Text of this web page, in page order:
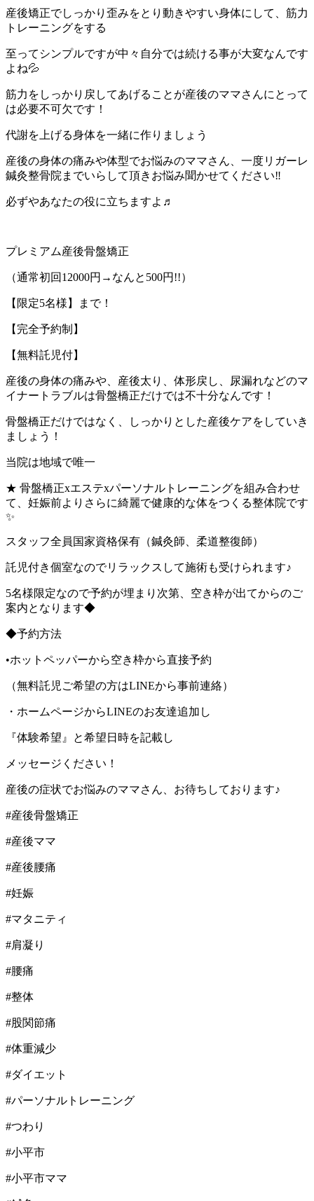
産後矯正でしっかり歪みをとり動きやすい身体にして、筋力
トレーニングをする
至ってシンプルですが中々自分では続ける事が大変なんです
よね💦
筋力をしっかり戻してあげることが産後のママさんにとって
は必要不可欠です！
代謝を上げる身体を一緒に作りましょう
産後の身体の痛みや体型でお悩みのママさん、一度リガーレ
鍼灸整骨院までいらして頂きお悩み聞かせてください‼️
必ずやあなたの役に立ちますよ♬
プレミアム産後骨盤矯正
（通常初回12000円→なんと500円!!）
【限定5名様】まで！
【完全予約制】
【無料託児付】
産後の身体の痛みや、産後太り、体形戻し、尿漏れなどのマ
イナートラブルは骨盤橋正だけでは不十分なんです！
骨盤橋正だけではなく、しっかりとした産後ケアをしていき
ましょう！
当院は地域で唯一
★ 骨盤橋正xエステxパーソナルトレーニングを組み合わせ
て、妊娠前よりさらに綺麗で健康的な体をつくる整体院です
✨
スタッフ全員国家資格保有（鍼灸師、柔道整復師）
託児付き個室なのでリラックスして施術も受けられます♪
5名様限定なので予約が埋まり次第、空き枠が出てからのご
案内となります◆
◆予約方法
•ホットペッパーから空き枠から直接予約
（無料託児ご希望の方はLINEから事前連絡）
・ホームページからLINEのお友達追加し
『体験希望』と希望日時を記載し
メッセージください！
産後の症状でお悩みのママさん、お待ちしております♪
#産後骨盤矯正
#産後ママ
#産後腰痛
#妊娠
#マタニティ
#肩凝り
#腰痛
#整体
#股関節痛
#体重減少
#ダイエット
#パーソナルトレーニング
#つわり
#小平市
#小平市ママ